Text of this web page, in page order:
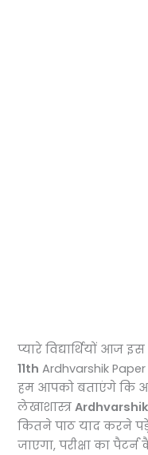
प्यारे विद्यार्थियों आज
11th Ardhvarshik
हम आपको बताएंगे कि
लेखाशास्त्र
कितने पाठ याद करने
जाएगा, परीक्षा का